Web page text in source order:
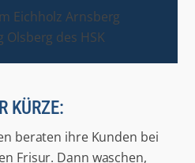
Eichholz Arnsberg
Olsberg des HSK
KÜRZE:
beraten ihre Kunden bei
Frisur. Dann waschen,